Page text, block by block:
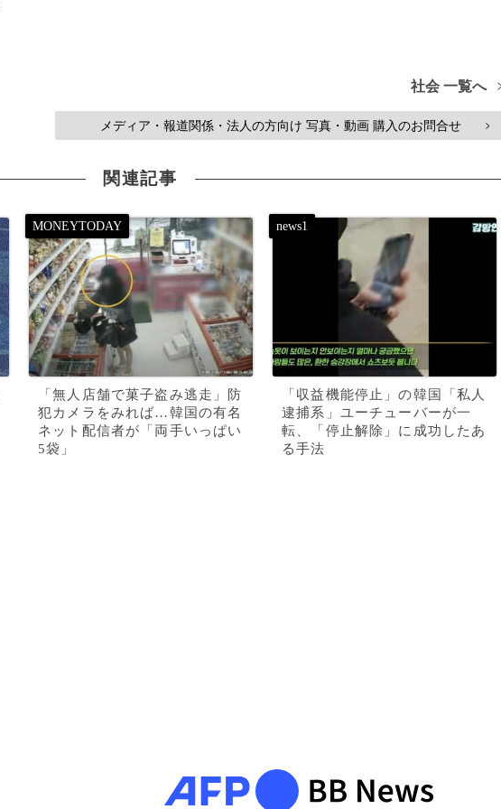
社会 一覧へ
メディア・報道関係・法人の方向け 写真・動画 購入のお問合せ >
関連記事
「無人店舗で菓子盗み逃走」防
犯カメラをみれば…韓国の有名
ネット配信者が「両手いっぱい
5袋」
「収益機能停止」の韓国「私人
逮捕系」ユーチューバーが一
転、「停止解除」に成功したあ
る手法